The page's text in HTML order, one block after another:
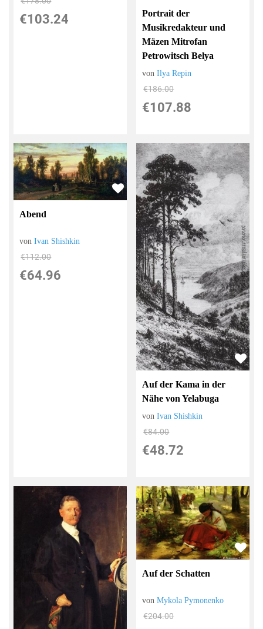
€103.24
Portrait der
Musikredakteur und
Mäzen Mitrofan
Petrowitsch Belya
vonIlya Repin
€186.00
€107.88
Abend
vonIvan Shishkin
€112.00
€64.96
Auf der Kama in der
Nähe von Yelabuga
vonIvan Shishkin
€84.00
€48.72
Auf der Schatten
vonMykola Pymonenko
€204.00